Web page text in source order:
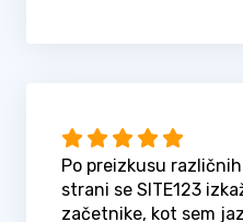
Po preizkusu
strani se SITE123
začetnike, kot sem